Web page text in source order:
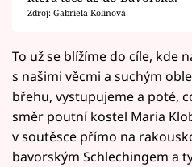
Zdroj: Gabriela Kolinová
To už se blížíme do cíle, kde
s našimi věcmi a suchým
břehu, vystupujeme a poté,
směr poutní kostel Maria
v soutěsce přímo na
bavorským Schlechingem a